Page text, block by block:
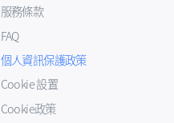
服務條款
FAQ
個人資訊保護政策
Cookie 設置
Cookie政策